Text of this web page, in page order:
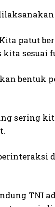
patut
sesuai
bentuk
sering
TNI